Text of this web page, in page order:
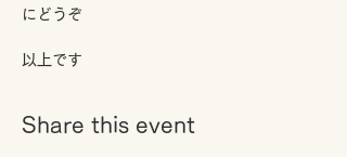
にどうぞ
以上です
Share this event